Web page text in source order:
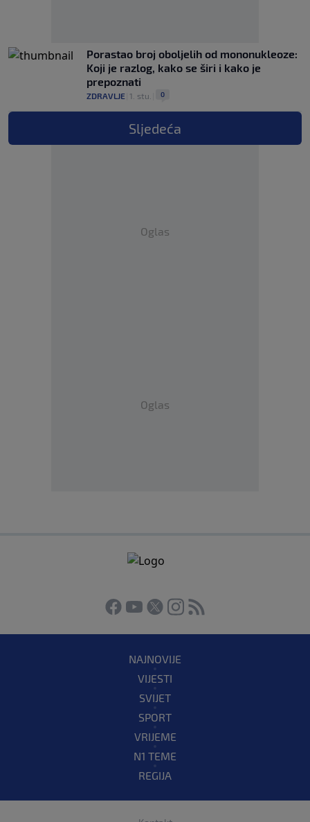
Porastao broj oboljelih od mononukleoze:
Koji je razlog, kako se širi i kako je
prepoznati
ZDRAVLJE 1. stu. 0
Sljedeća
Oglas
Oglas
NAJNOVIJE
VIJESTI
SVIJET
SPORT
VRIJEME
N1 TEME
REGIJA